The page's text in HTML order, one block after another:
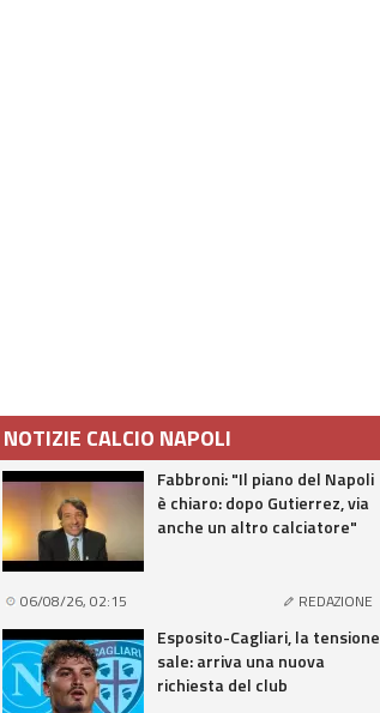
NOTIZIE CALCIO NAPOLI
Fabbroni: "Il piano del Napoli
è chiaro: dopo Gutierrez, via
anche un altro calciatore"
06/08/26, 02:15 REDAZIONE
Esposito-Cagliari, la tensione
sale: arriva una nuova
richiesta del club